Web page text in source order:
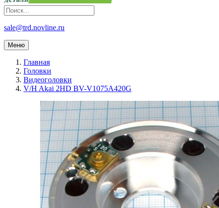
sale@trd.novline.ru
Меню
Главная
Головки
Видеоголовки
V/H Akai 2HD BV-V1075A420G